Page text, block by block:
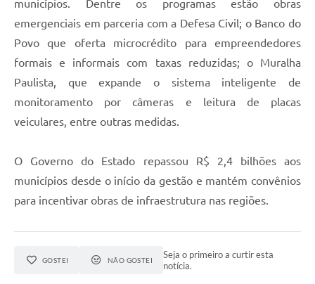
municípios. Dentre os programas estão obras
emergenciais em parceria com a Defesa Civil; o Banco do
Povo que oferta microcrédito para empreendedores
formais e informais com taxas reduzidas; o Muralha
Paulista, que expande o sistema inteligente de
monitoramento por câmeras e leitura de placas
veiculares, entre outras medidas.
O Governo do Estado repassou R$ 2,4 bilhões aos
municípios desde o início da gestão e mantém convênios
para incentivar obras de infraestrutura nas regiões.
GOSTEI NÃO GOSTEI
Seja o primeiro a curtir esta
notícia.